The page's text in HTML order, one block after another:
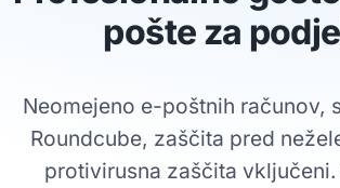
pošte za
Neomejeno e-poštnih računov,
Roundcube, zaščita pred
protivirusna zaščita